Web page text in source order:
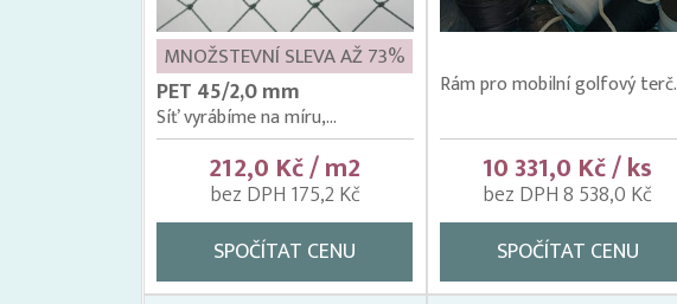
MNOŽSTEVNÍ SLEVA AŽ 73%
PET 45/2,0 mm
Síť vyrábíme na míru,...
212,0 Kč / m2
bez DPH 175,2 Kč
SPOČÍTAT CENU
Rám pro mobilní golfový terč.
10 331,0 Kč / ks
bez DPH 8 538,0 Kč
SPOČÍTAT CENU